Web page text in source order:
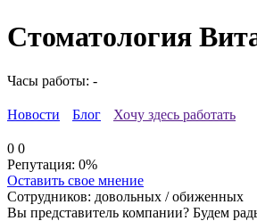
Стоматология
Часы работы: -
Новости Блог Хочу здесь работать
0 0
Репутация: 0%
Оставить свое мнение
Сотрудников: довольных /обиженных
Вы представитель компании? Будем